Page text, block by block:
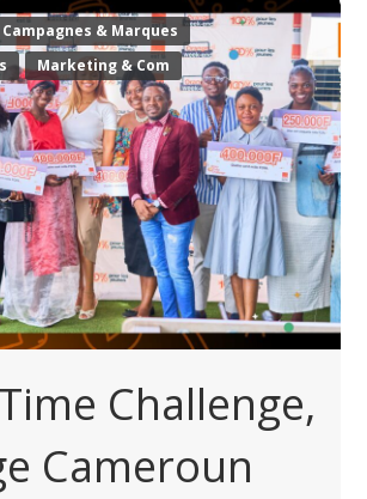
Campagnes & Marques
Marketing & Com
Challenge,
Cameroun